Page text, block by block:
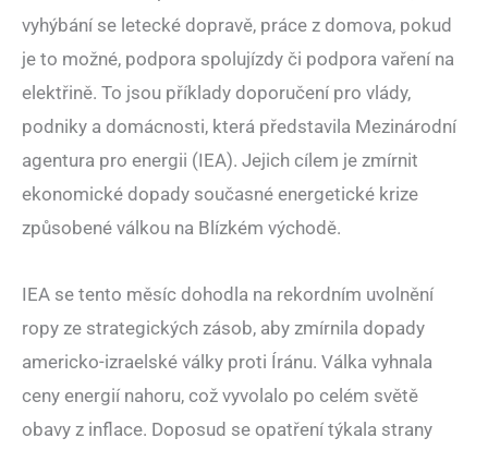
vyhýbání se letecké dopravě, práce z domova, pokud
je to možné, podpora spolujízdy či podpora vaření na
elektřině. To jsou příklady doporučení pro vlády,
podniky a domácnosti, která představila Mezinárodní
agentura pro energii (IEA). Jejich cílem je zmírnit
ekonomické dopady současné energetické krize
způsobené válkou na Blízkém východě.
IEA se tento měsíc dohodla na rekordním uvolnění
ropy ze strategických zásob, aby zmírnila dopady
americko-izraelské války proti Íránu. Válka vyhnala
ceny energií nahoru, což vyvolalo po celém světě
obavy z inflace. Doposud se opatření týkala strany